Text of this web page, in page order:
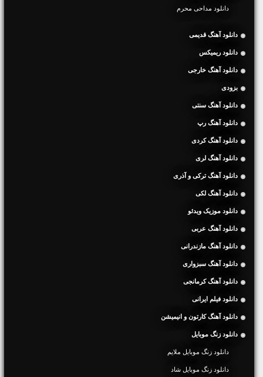
دانلود مداحی محرم
دانلود آهنگ قدیمی
دانلود ریمیکس
دانلود آهنگ خارجی
بزودی
دانلود آهنگ سنتی
دانلود آهنگ رپ
دانلود آهنگ کردی
دانلود آهنگ لری
دانلود آهنگ ترکی و آذری
دانلود آهنگ لکی
دانلود موزیک ویدئو
دانلود آهنگ عربی
دانلود آهنگ مازندرانی
دانلود آهنگ سبزواری
دانلود آهنگ کرمانجی
دانلود فیلم ایرانی
دانلود آهنگ کارتون و انیمیشن
دانلود زنگ موبایل
دانلود زنگ موبایل ملایم
دانلود زنگ موبایل شاد